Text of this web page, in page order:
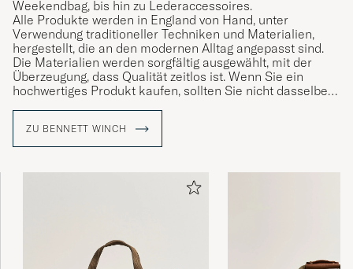
Weekendbag, bis hin zu Lederaccessoires.
Alle Produkte werden in England von Hand, unter
Verwendung traditioneller Techniken und Materialien,
hergestellt, die an den modernen Alltag angepasst sind.
Die Materialien werden sorgfältig ausgewählt, mit der
Überzeugung, dass Qualität zeitlos ist. Wenn Sie ein
hochwertiges Produkt kaufen, sollten Sie nicht dasselbe
ZU BENNETT WINCH